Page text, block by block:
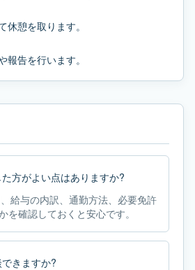
休憩を取ります。
報告を行います。
方がよい点はありますか?
給与の内訳、通勤方法、必要免許
を確認しておくと安心です。
きますか?